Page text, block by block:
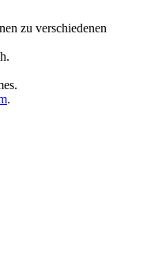
zu verschiedenen
.